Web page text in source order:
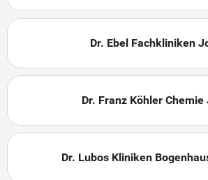
Dr. Ebel Fachkliniken
Dr. Franz Köhler Chemie
Dr. Lubos Kliniken